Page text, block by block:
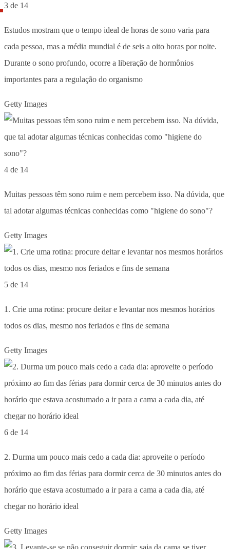
3 de 14
Estudos mostram que o tempo ideal de horas de sono varia para
cada pessoa, mas a média mundial é de seis a oito horas por noite.
Durante o sono profundo, ocorre a liberação de hormônios
importantes para a regulação do organismo
Getty Images
4 de 14
Muitas pessoas têm sono ruim e nem percebem isso. Na dúvida, que
tal adotar algumas técnicas conhecidas como "higiene do sono"?
Getty Images
5 de 14
1. Crie uma rotina: procure deitar e levantar nos mesmos horários
todos os dias, mesmo nos feriados e fins de semana
Getty Images
6 de 14
2. Durma um pouco mais cedo a cada dia: aproveite o período
próximo ao fim das férias para dormir cerca de 30 minutos antes do
horário que estava acostumado a ir para a cama a cada dia, até
chegar no horário ideal
Getty Images